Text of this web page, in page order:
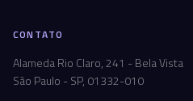
CONTATO
Alameda Rio Claro, 241 - Bela Vista
São Paulo - SP, 01332-010